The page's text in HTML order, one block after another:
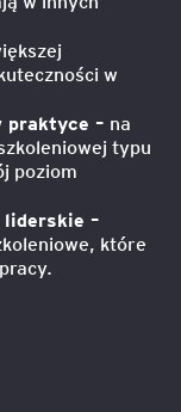
w
praktyce – na
typu
poziom
–
które